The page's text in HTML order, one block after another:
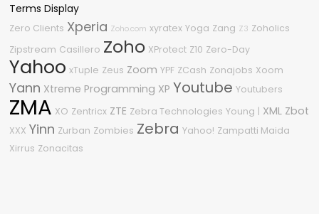
Terms Display
Zero Clients Xperia Zoho.com xyratex Yoga Zang Z3 Zoholics
Zipstream Casillero Zoho XProtect Z10 Zero-Day
Yahoo xTuple Zeus Zoom YPF ZCash Zonajobs Xoom
Yann Xtreme Programming XP Youtube Youtubers
ZMA XO Zentricx ZTE Zebra Technologies Young | XML Zbot
XXX Yinn Zurban Zombies Zebra Yahoo! Zampatti Maida
Xirrus Zonacitas